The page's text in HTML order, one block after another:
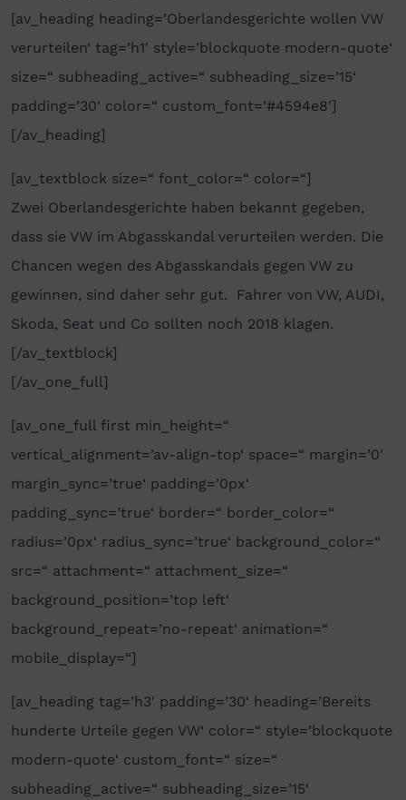
[av_heading heading=’Oberlandesgerichte wollen VW
verurteilen‘ tag=’h1′ style=’blockquote modern-quote‘
size=“ subheading_active=“ subheading_size=’15‘
padding=’30‘ color=“ custom_font=’#4594e8′]
[/av_heading]
[av_textblock size=“ font_color=“ color=“]
Zwei Oberlandesgerichte haben bekannt gegeben,
dass sie VW im Abgasskandal verurteilen werden. Die
Chancen wegen des Abgasskandals gegen VW zu
gewinnen, sind daher sehr gut. Fahrer von VW, AUDI,
Skoda, Seat und Co sollten noch 2018 klagen.
[/av_textblock]
[/av_one_full]
[av_one_full first min_height=“
vertical_alignment=’av-align-top‘ space=“ margin=’0′
margin_sync=’true‘ padding=’0px‘
padding_sync=’true‘ border=“ border_color=“
radius=’0px‘ radius_sync=’true‘ background_color=“
src=“ attachment=“ attachment_size=“
background_position=’top left‘
background_repeat=’no-repeat‘ animation=“
mobile_display=“]
[av_heading tag=’h3′ padding=’30‘ heading=’Bereits
hunderte Urteile gegen VW‘ color=“ style=’blockquote
modern-quote‘ custom_font=“ size=“
subheading_active=“ subheading_size=’15‘